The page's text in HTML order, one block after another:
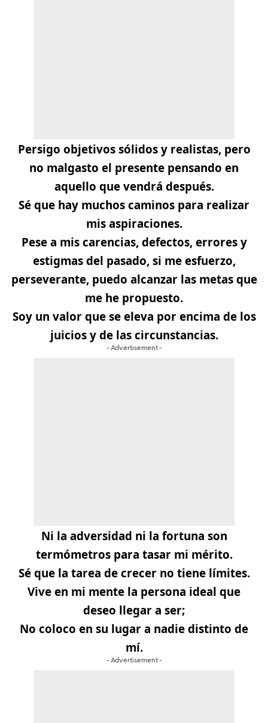
Persigo objetivos sólidos y realistas, pero
no malgasto el presente pensando en
aquello que vendrá después.
Sé que hay muchos caminos para realizar
mis aspiraciones.
Pese a mis carencias, defectos, errores y
estigmas del pasado, si me esfuerzo,
perseverante, puedo alcanzar las metas que
me he propuesto.
Soy un valor que se eleva por encima de los
juicios y de las circunstancias.
- Advertisement -
Ni la adversidad ni la fortuna son
termómetros para tasar mi mérito.
Sé que la tarea de crecer no tiene límites.
Vive en mi mente la persona ideal que
deseo llegar a ser;
No coloco en su lugar a nadie distinto de
mí.
- Advertisement -